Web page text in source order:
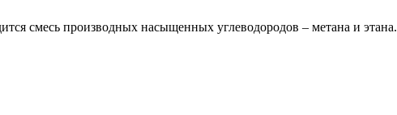
смесь производных насыщенных углеводородов – метана и этана.